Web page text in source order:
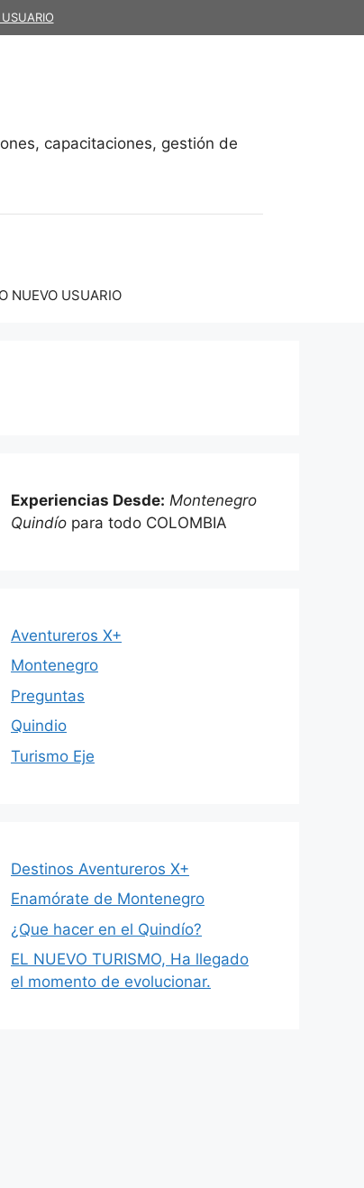
capacitaciones, gestión de
NUEVO USUARIO
Experiencias Desde: Montenegro
Quindío para todo COLOMBIA
Aventureros X+
Montenegro
Preguntas
Quindio
Turismo Eje
Destinos Aventureros X+
Enamórate de Montenegro
¿Que hacer en el Quindío?
EL NUEVO TURISMO, Ha llegado
el momento de evolucionar.